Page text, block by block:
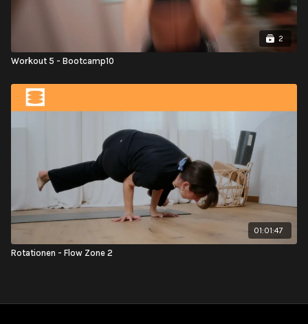
2
Workout 5 - Bootcamp10
01:01:47
Rotationen - Flow Zone 2